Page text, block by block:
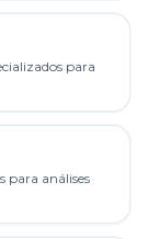
para
para análises